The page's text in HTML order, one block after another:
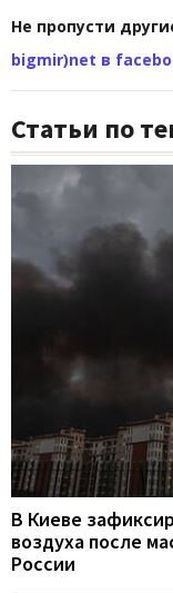
Не пропусти
bigmir)net в
Статьи по
В Киеве
воздуха после
России